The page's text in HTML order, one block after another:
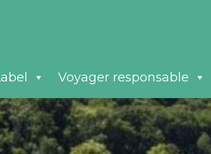
Voyager responsable